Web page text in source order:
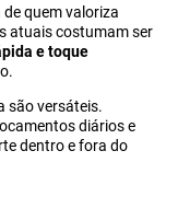
de quem valoriza
atuais costumam ser
e toque
são versáteis.
diários e
dentro e fora do